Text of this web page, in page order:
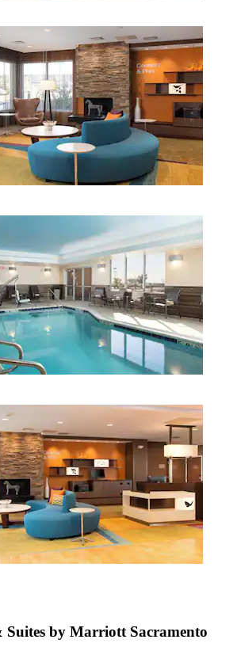
by Marriott Sacramento